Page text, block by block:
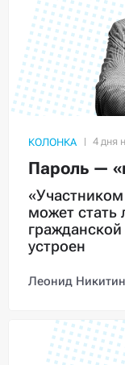
КОЛОНКА
Пароль —
может
устроен
Леонид